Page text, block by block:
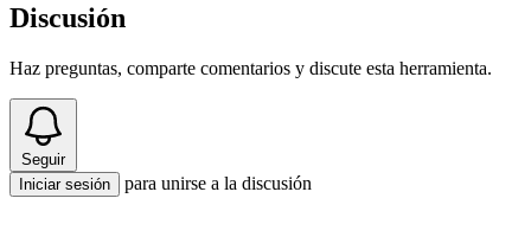
Discusión
Haz preguntas, comparte comentarios y discute esta herramienta.
Seguir
Iniciar sesión
para unirse a la discusión